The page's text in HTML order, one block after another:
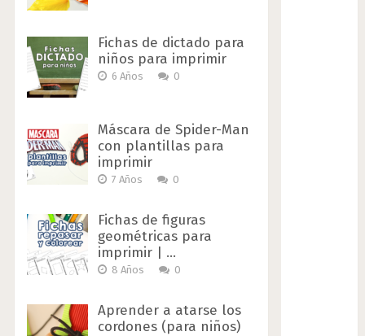
Fichas de dictado para
niños para imprimir
6 Años 0
Máscara de Spider-Man
con plantillas para
imprimir
7 Años 0
Fichas de figuras
geométricas para
imprimir | …
8 Años 0
Aprender a atarse los
cordones (para niños)